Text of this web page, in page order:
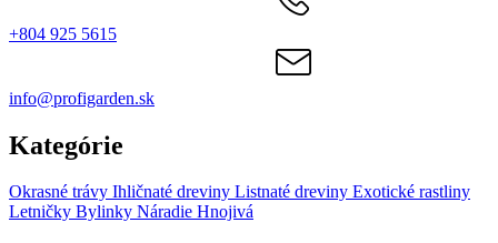
+804 925 5615
info@profigarden.sk
Kategórie
Okrasné trávy Ihličnaté dreviny Listnaté dreviny Exotické rastliny
Letničky Bylinky Náradie Hnojivá